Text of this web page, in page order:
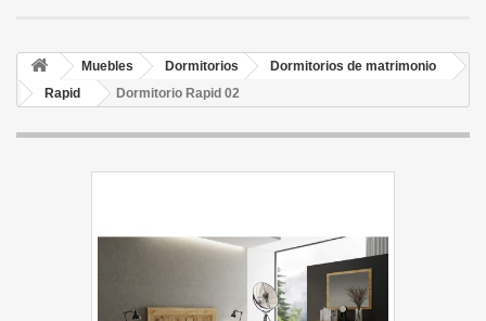
Muebles Dormitorios
Dormitorios de matrimonio
Rapid
Dormitorio Rapid 02